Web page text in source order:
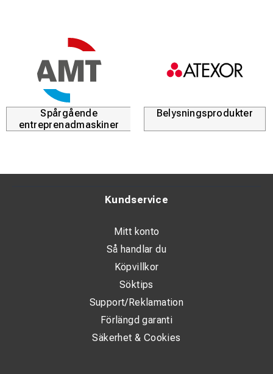
Spårgående
entreprenadmaskiner
Belysningsprodukter
Kundservice
Mitt konto
Så handlar du
Köpvillkor
Söktips
Support/Reklamation
Förlängd garanti
Säkerhet & Cookies